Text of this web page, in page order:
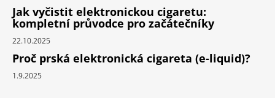
Jak vyčistit elektronickou cigaretu:
kompletní průvodce pro začátečníky
22.10.2025
Proč prská elektronická cigareta (e-liquid)?
1.9.2025